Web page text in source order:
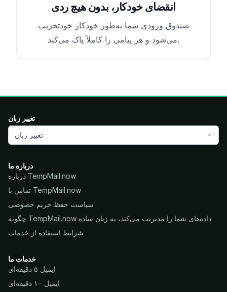
انقضای خودکار، بدون هیچ ردی
صندوق ورودی شما به‌طور خودکار خودتخریب
می‌شود و هر پیامی را کاملاً پاک می‌کند.
تغییر زبان
تغییر زبان
درباره ما
درباره TempMail.now
تماس با TempMail.now
سیاست حفظ حریم خصوصی
چگونه TempMail.now داده‌های شما را مدیریت می‌کند، به زبان ساده
شرایط استفاده از خدمات
خدمات ما
ایمیل ۵ دقیقه‌ای
ایمیل ۱۰ دقیقه‌ای